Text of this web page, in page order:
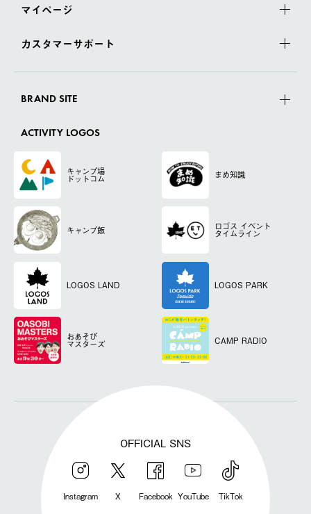
マイページ
カスタマーサポート
BRAND SITE
ACTIVITY LOGOS
キャンプ場
ドットコム まめ知識
キャンプ飯 ロゴス イベント
タイムライン
LOGOS LAND LOGOS PARK
おあそび
マスターズ CAMP RADIO
OFFICIAL SNS
Instagram X Facebook YouTube TikTok